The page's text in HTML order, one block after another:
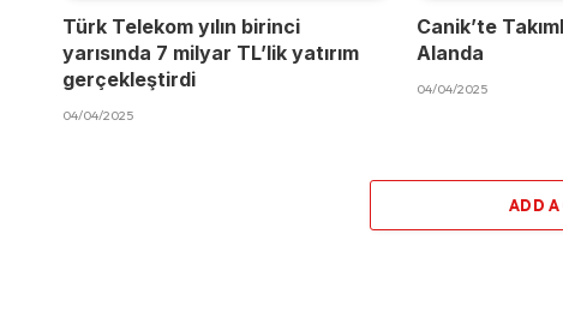
Türk Telekom yılın birinci
yarısında 7 milyar TL’lik yatırım
gerçekleştirdi
04/04/2025
Canik’te
Alanda
04/04/2025
ADD